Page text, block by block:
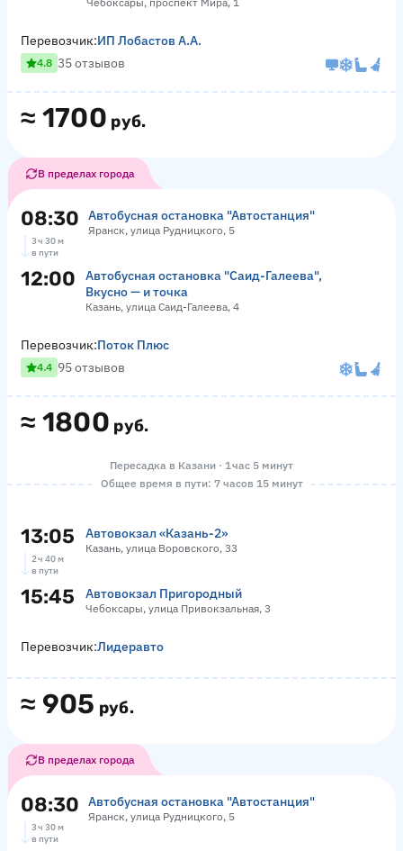
≈ 1700 руб.
Перевозчик:ИП Лобастов А.А.
4.8 35 отзывов
В пределах города
08:30 Автобусная остановка "Автостанция"
Яранск, улица Рудницкого, 5
3 ч 30 м
в пути
12:00
Автобусная остановка "Саид-Галеева",
Вкусно — и точка
Казань, улица Саид-Галеева, 4
≈ 1800 руб.
Перевозчик:Поток Плюс
4.4 95 отзывов
Пересадка в Казани · 1 час 5 минут
Общее время в пути: 7 часов 15 минут
13:05 Автовокзал «‎Казань-2»
Казань, улица Воровского, 33
2 ч 40 м
в пути
15:45 Автовокзал Пригородный
Чебоксары, улица Привокзальная, 3
≈ 905 руб.
Перевозчик:Лидеравто
В пределах города
08:30 Автобусная остановка "Автостанция"
Яранск, улица Рудницкого, 5
3 ч 30 м
в пути